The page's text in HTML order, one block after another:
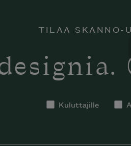
TILAA SKANNO-
Kuluttajille